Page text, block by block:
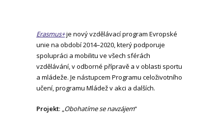
Erasmus+je nový vzdělávací program Evropské
unie na období 2014–2020, který podporuje
spolupráci a mobilitu ve všech sférách
vzdělávání, v odborné přípravě a v oblasti sportu
a mládeže. Je nástupcem Programu celoživotního
učení, programu Mládež v akci a dalších.
Projekt: „Obohatíme se navzájem“